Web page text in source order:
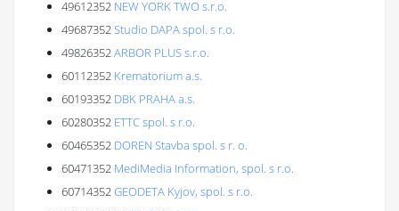
49612352 NEW YORK TWO s.r.o.
49687352Studio DAPA spol. s r.o.
49826352ARBOR PLUS s.r.o.
60112352 Krematorium a.s.
60193352 DBK PRAHA a.s.
60280352 ETTC spol. s r.o.
60465352 DOREN Stavba spol. s r. o.
60471352 MediMedia Information, spol. s r.o.
60714352GEODETA Kyjov, spol. s r.o.